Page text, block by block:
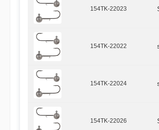
154TK-22023
154TK-22022
154TK-22024
154TK-22026